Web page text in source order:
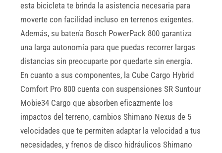
esta bicicleta te brinda la asistencia necesaria para
moverte con facilidad incluso en terrenos exigentes.
Además, su batería Bosch PowerPack 800 garantiza
una larga autonomía para que puedas recorrer largas
distancias sin preocuparte por quedarte sin energía.
En cuanto a sus componentes, la Cube Cargo Hybrid
Comfort Pro 800 cuenta con suspensiones SR Suntour
Mobie34 Cargo que absorben eficazmente los
impactos del terreno, cambios Shimano Nexus de 5
velocidades que te permiten adaptar la velocidad a tus
necesidades, y frenos de disco hidráulicos Shimano